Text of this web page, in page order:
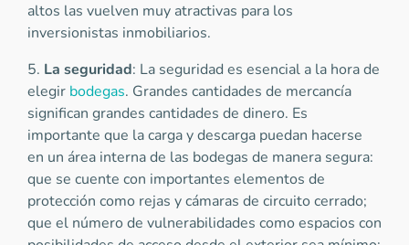
altos las vuelven muy atractivas para los
inversionistas inmobiliarios.
5. La seguridad: La seguridad es esencial a la hora de
elegir bodegas. Grandes cantidades de mercancía
significan grandes cantidades de dinero. Es
importante que la carga y descarga puedan hacerse
en un área interna de las bodegas de manera segura:
que se cuente con importantes elementos de
protección como rejas y cámaras de circuito cerrado;
que el número de vulnerabilidades como espacios con